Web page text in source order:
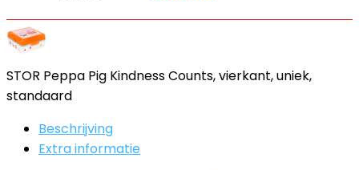
STOR Peppa Pig Kindness Counts, vierkant, uniek,
standaard
Beschrijving
Extra informatie